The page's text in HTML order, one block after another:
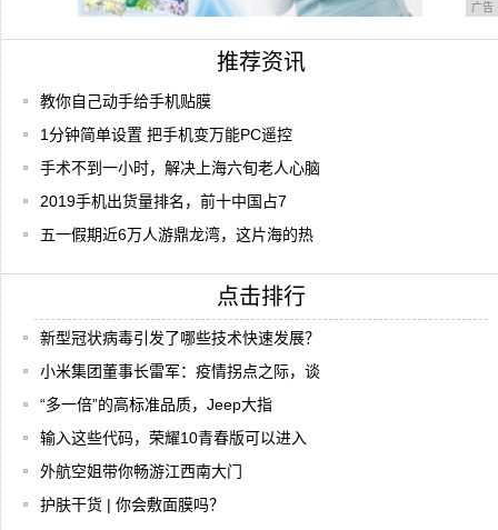
广告
推荐资讯
教你自己动手给手机贴膜
1分钟简单设置 把手机变万能PC遥控
手术不到一小时，解决上海六旬老人心脑
2019手机出货量排名，前十中国占7
五一假期近6万人游鼎龙湾，这片海的热
点击排行
新型冠状病毒引发了哪些技术快速发展？
小米集团董事长雷军：疫情拐点之际，谈
“多一倍”的高标准品质，Jeep大指
输入这些代码，荣耀10青春版可以进入
外航空姐带你畅游江西南大门
护肤干货 | 你会敷面膜吗？